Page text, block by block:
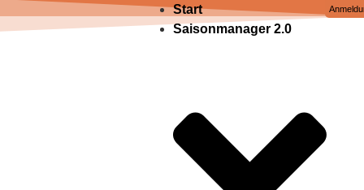
Start
Saisonmanager 2.0